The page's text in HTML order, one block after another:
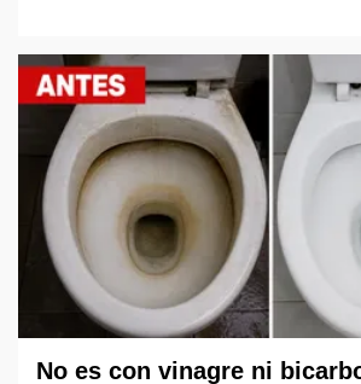
No es con vinagre ni